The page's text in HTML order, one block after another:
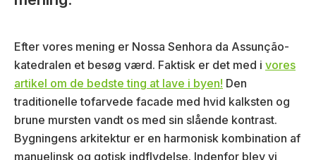
Efter vores mening er Nossa Senhora da Assunção-
katedralen et besøg værd. Faktisk er det med i vores
artikel om de bedste ting at lave i byen! Den
traditionelle tofarvede facade med hvid kalksten og
brune mursten vandt os med sin slående kontrast.
Bygningens arkitektur er en harmonisk kombination af
manuelinsk og gotisk indflydelse. Indenfor blev vi